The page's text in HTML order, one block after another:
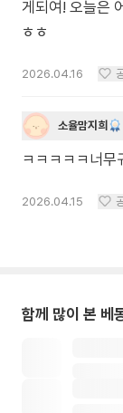
게되여! 오늘은
ㅎㅎ
2026.04.16
소율맘지희
ㅋㅋㅋㅋㅋ너무
2026.04.15
함께 많이 본 베